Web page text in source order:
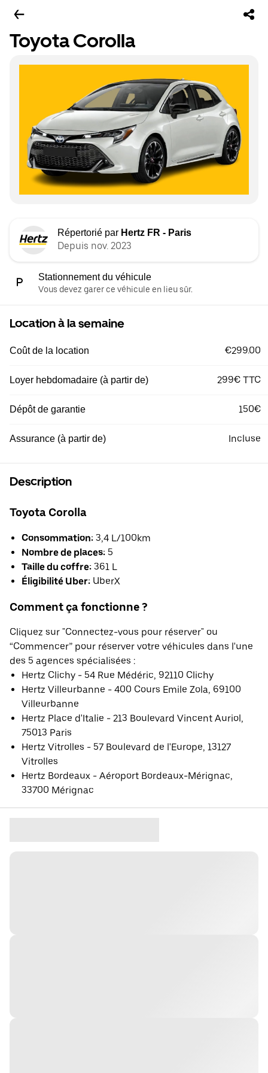
Toyota Corolla
Répertorié par Hertz FR - Paris
Depuis nov. 2023
Stationnement du véhicule
Vous devez garer ce véhicule en lieu sûr.
Location à la semaine
Coût de la location €299.00
Loyer hebdomadaire (à partir de) 299€ TTC
Dépôt de garantie 150€
Assurance (à partir de) Incluse
Description
Toyota Corolla
Consommation: 3,4 L/100km
Nombre de places: 5
Taille du coffre: 361 L
Éligibilité Uber: UberX
Comment ça fonctionne ?
Cliquez sur "Connectez-vous pour réserver" ou
“Commencer” pour réserver votre véhicules dans l'une
des 5 agences spécialisées :
Hertz Clichy - 54 Rue Médéric, 92110 Clichy
Hertz Villeurbanne - 400 Cours Emile Zola, 69100
Villeurbanne
Hertz Place d'Italie - 213 Boulevard Vincent Auriol,
75013 Paris
Hertz Vitrolles - 57 Boulevard de l'Europe, 13127
Vitrolles
Hertz Bordeaux - Aéroport Bordeaux-Mérignac,
33700 Mérignac